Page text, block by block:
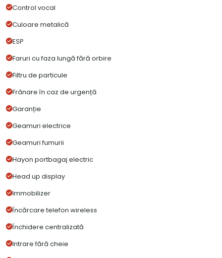
Control vocal
Culoare metalică
ESP
Faruri cu faza lungă fără orbire
Filtru de particule
Frânare în caz de urgență
Garanție
Geamuri electrice
Geamuri fumurii
Hayon portbagaj electric
Head up display
Immobilizer
Încărcare telefon wireless
Închidere centralizată
Intrare fără cheie